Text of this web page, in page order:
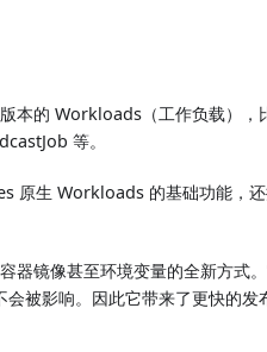
本的 Workloads（工作负载），
等。
原生 Workloads 的基础功能，还
器镜像甚至环境变量的全新方式
被影响。因此它带来了更快的发